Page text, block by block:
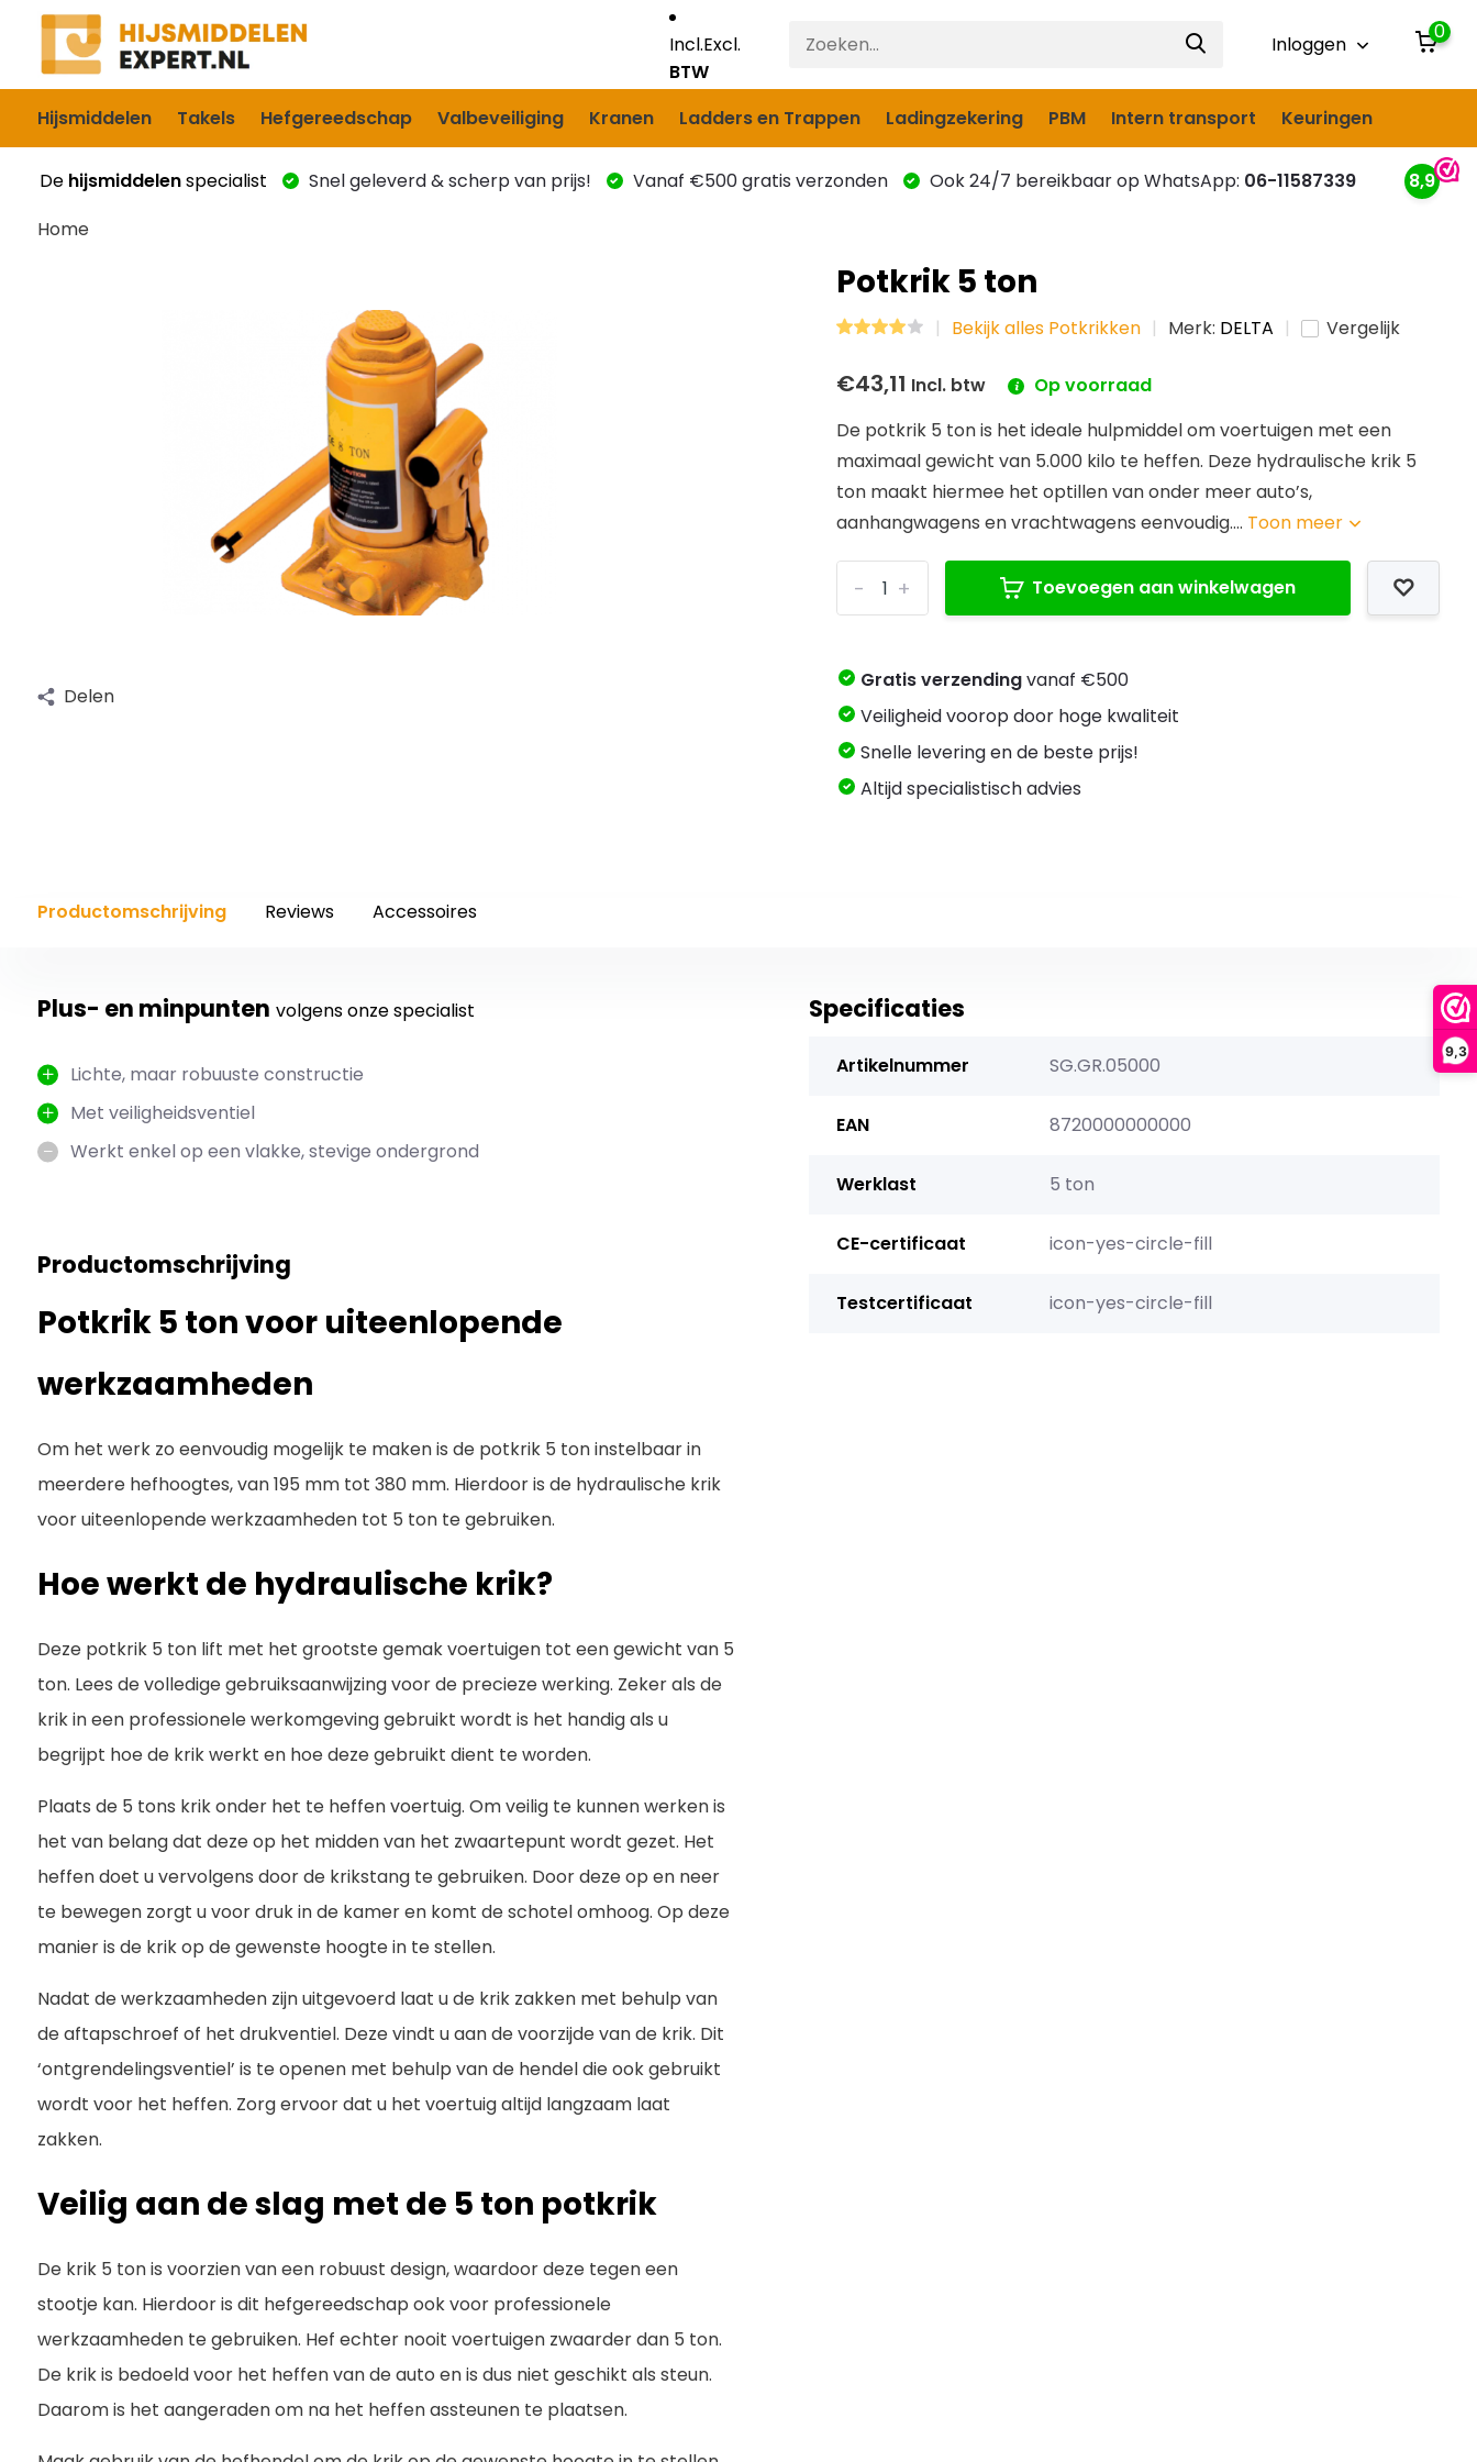
9,3
Incl.Excl.
BTW
Inloggen
0
Hijsmiddelen Takels Hefgereedschap Valbeveiliging Kranen Ladders en Trappen Ladingzekering PBM Intern transport Keuringen
De hijsmiddelenspecialist Snel geleverd & scherp van prijs! Vanaf €500 gratis verzonden Ook 24/7 bereikbaar op WhatsApp: 06-11587339
8,9
Home
Delen
Potkrik 5 ton
Bekijk alles Potkrikken Merk: DELTA Vergelijk
€43,11 Incl. btw
Op voorraad
De potkrik 5 ton is het ideale hulpmiddel om voertuigen met een
maximaal gewicht van 5.000 kilo te heffen. Deze hydraulische krik 5
ton maakt hiermee het optillen van onder meer auto’s,
aanhangwagens en vrachtwagens eenvoudig.... Toon meer
+
- Toevoegen aan winkelwagen
Gratis verzendingvanaf €500
Veiligheid voorop door hoge kwaliteit
Snelle levering en de beste prijs!
Altijd specialistisch advies
Productomschrijving Reviews Accessoires
Plus- en minpunten volgens onze specialist
Lichte, maar robuuste constructie
Met veiligheidsventiel
Werkt enkel op een vlakke, stevige ondergrond
Productomschrijving
Potkrik 5 ton voor uiteenlopende
werkzaamheden
Om het werk zo eenvoudig mogelijk te maken is de potkrik 5 ton instelbaar in
meerdere hefhoogtes, van 195 mm tot 380 mm. Hierdoor is de hydraulische krik
voor uiteenlopende werkzaamheden tot 5 ton te gebruiken.
Hoe werkt de hydraulische krik?
Deze potkrik 5 ton lift met het grootste gemak voertuigen tot een gewicht van 5
ton. Lees de volledige gebruiksaanwijzing voor de precieze werking. Zeker als de
krik in een professionele werkomgeving gebruikt wordt is het handig als u
begrijpt hoe de krik werkt en hoe deze gebruikt dient te worden.
Plaats de 5 tons krik onder het te heffen voertuig. Om veilig te kunnen werken is
het van belang dat deze op het midden van het zwaartepunt wordt gezet. Het
heffen doet u vervolgens door de krikstang te gebruiken. Door deze op en neer
te bewegen zorgt u voor druk in de kamer en komt de schotel omhoog. Op deze
manier is de krik op de gewenste hoogte in te stellen.
Nadat de werkzaamheden zijn uitgevoerd laat u de krik zakken met behulp van
de aftapschroef of het drukventiel. Deze vindt u aan de voorzijde van de krik. Dit
‘ontgrendelingsventiel’ is te openen met behulp van de hendel die ook gebruikt
wordt voor het heffen. Zorg ervoor dat u het voertuig altijd langzaam laat
zakken.
Veilig aan de slag met de 5 ton potkrik
De krik 5 ton is voorzien van een robuust design, waardoor deze tegen een
stootje kan. Hierdoor is dit hefgereedschap ook voor professionele
werkzaamheden te gebruiken. Hef echter nooit voertuigen zwaarder dan 5 ton.
De krik is bedoeld voor het heffen van de auto en is dus niet geschikt als steun.
Daarom is het aangeraden om na het heffen assteunen te plaatsen.
Specificaties
Artikelnummer SG.GR.05000
EAN 8720000000000
Werklast 5 ton
CE-certificaat icon-yes-circle-fill
Testcertificaat icon-yes-circle-fill